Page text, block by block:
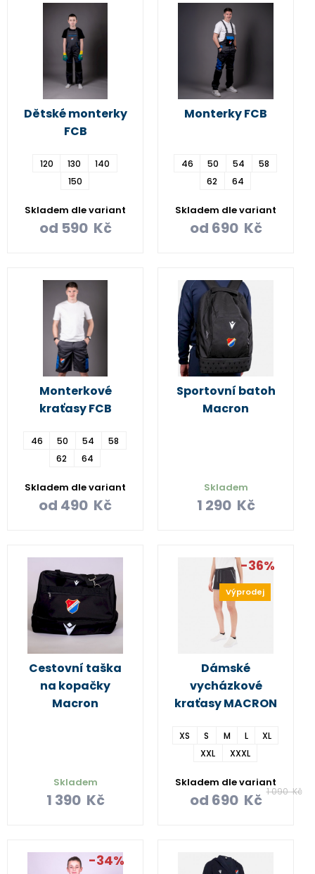
Dětské monterky
FCB
120 130
140
150
Skladem dle variant
od 590 Kč
Monterky FCB
46 50 54
58
62
64
Skladem dle variant
od 690 Kč
Monterkové
kraťasy FCB
46 50 54
58
62
64
Skladem dle variant
od 490 Kč
Sportovní batoh
Macron
Skladem
1 290 Kč
Cestovní taška
na kopačky
Macron
Skladem
1 390 Kč
-36%
Výprodej
Dámské
vycházkové
kraťasy MACRON
XS S M L
XL
XXL
XXXL
Skladem dle variant
od 690 Kč 1 090Kč
-34%